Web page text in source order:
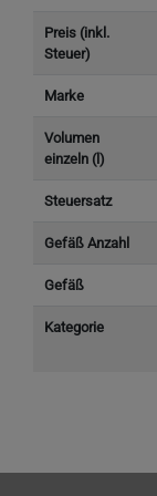
Preis (inkl.
Steuer)
Marke
Volumen
einzeln (l)
Steuersatz
Gefäß Anzahl
Gefäß
Kategorie